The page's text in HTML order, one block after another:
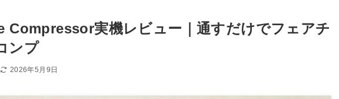
Compressor実機レビュー｜通すだけでフェアチ
ンプ
2026年5月9日